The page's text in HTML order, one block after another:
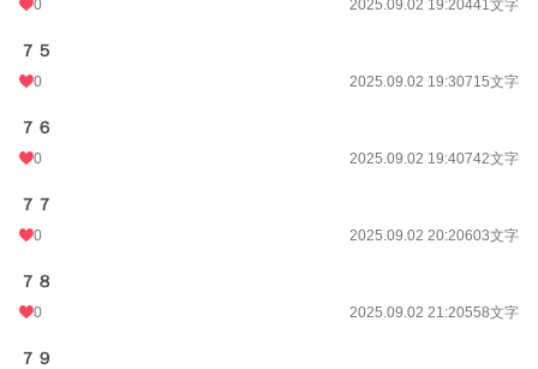
0 2025.09.02 19:20441文字
７５
0 2025.09.02 19:30715文字
７６
0 2025.09.02 19:40742文字
７７
0 2025.09.02 20:20603文字
７８
0 2025.09.02 21:20558文字
７９